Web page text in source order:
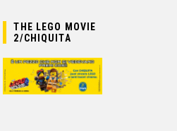
THE LEGO MOVIE
2/CHIQUITA